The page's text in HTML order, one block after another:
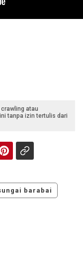
atau
tanpa izin tertulis dari
barabai